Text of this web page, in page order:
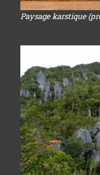
Paysage karstique